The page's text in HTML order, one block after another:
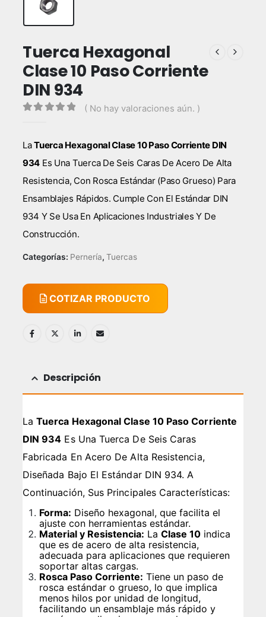
Tuerca Hexagonal
Clase 10 Paso Corriente
DIN 934
( No hay valoraciones aún. )
LaTuerca Hexagonal Clase 10 Paso Corriente DIN
934 Es Una Tuerca De Seis Caras De Acero De Alta
Resistencia, Con Rosca Estándar (paso Grueso) Para
Ensamblajes Rápidos. Cumple Con El Estándar DIN
934 Y Se Usa En Aplicaciones Industriales Y De
Construcción.
Categorías: Pernería, Tuercas
COTIZAR PRODUCTO
Descripción
LaTuerca Hexagonal Clase 10 Paso Corriente
DIN 934 Es Una Tuerca De Seis Caras
Fabricada En Acero De Alta Resistencia,
Diseñada Bajo El Estándar DIN 934. A
Continuación, Sus Principales Características:
Forma: Diseño hexagonal, que facilita el
ajuste con herramientas estándar.
Material y Resistencia: LaClase 10 indica
que es de acero de alta resistencia,
adecuada para aplicaciones que requieren
soportar altas cargas.
Rosca Paso Corriente: Tiene un paso de
rosca estándar o grueso, lo que implica
menos hilos por unidad de longitud,
facilitando un ensamblaje más rápido y